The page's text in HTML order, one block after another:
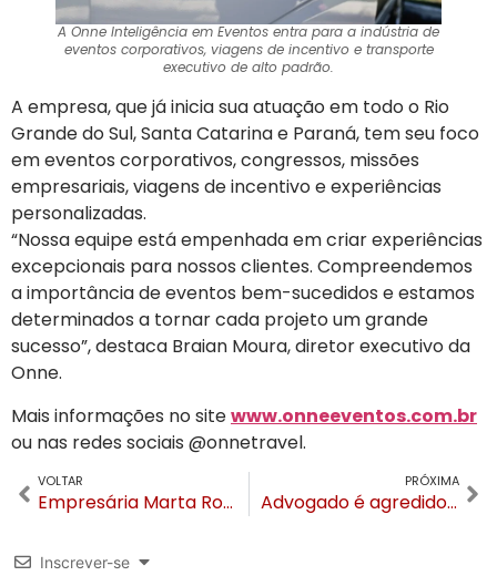
A Onne Inteligência em Eventos entra para a indústria de
eventos corporativos, viagens de incentivo e transporte
executivo de alto padrão.
A empresa, que já inicia sua atuação em todo o Rio
Grande do Sul, Santa Catarina e Paraná, tem seu foco
em eventos corporativos, congressos, missões
empresariais, viagens de incentivo e experiências
personalizadas.
“Nossa equipe está empenhada em criar experiências
excepcionais para nossos clientes. Compreendemos
a importância de eventos bem-sucedidos e estamos
determinados a tornar cada projeto um grande
sucesso”, destaca Braian Moura, diretor executivo da
Onne.
Mais informações no sitewww.onneeventos.com.br
ou nas redes sociais @onnetravel.
VOLTAR
Empresária Marta Rossi será a primeira mulher a receber medalha da Academia Brasileira de Eventos e Turismo
PRÓXIMA
Advogado é agredido a pauladas em Bom Jesus e OAB/RS se mobiliza para ato neste sábado
Inscrever-se